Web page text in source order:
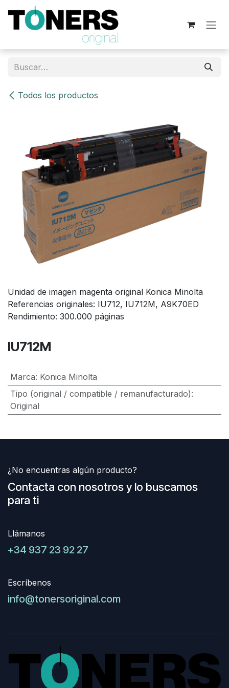
Ir al contenido
Todos los productos
Unidad de imagen magenta original Konica Minolta
Referencias originales: IU712, IU712M, A9K70ED
Rendimiento: 300.000 páginas
IU712M
Marca: Konica Minolta
Tipo (original / compatible / remanufacturado):
Original
¿No encuentras algún producto?
Contacta con nosotros y lo buscamos
para ti
Llámanos
+34 937 23 92 27
Escríbenos
info@tonersoriginal.com